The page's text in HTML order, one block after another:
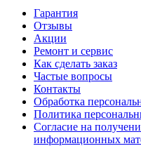
Гарантия
Отзывы
Акции
Ремонт и сервис
Как сделать заказ
Частые вопросы
Контакты
Обработка
Политика
Согласие на
информационных